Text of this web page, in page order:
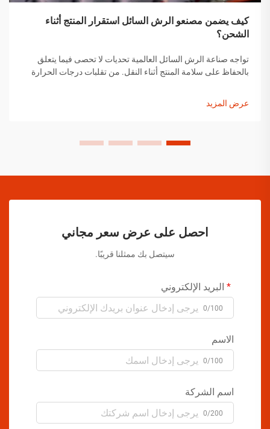
كيف يضمن مصنعو الرش السائل استقرار المنتج أثناء
الشحن؟
تواجه صناعة الرش السائل العالمية تحديات لا تحصى فيما يتعلق
بالحفاظ على سلامة المنتج أثناء النقل. من تقلبات درجات الحرارة
عرض المزيد
احصل على عرض سعر مجاني
سيتصل بك ممثلنا قريبًا.
البريد الإلكتروني
0/100
الاسم
0/100
اسم الشركة
0/200